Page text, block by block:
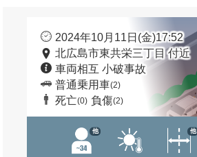
2024年10月11日(金)17:52
北広島市東共栄三丁目 付近
車両相互 小破事故
普通乗用車(2)
死亡(0) 負傷(2)
他 他